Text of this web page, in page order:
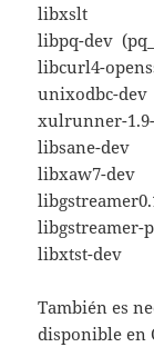
libxslt
libpq-dev
libcurl4-
unixodbc-dev
xulrunner-
libsane-dev
libxaw7-dev
libgstreamer-
libxtst-dev
También es
disponible en